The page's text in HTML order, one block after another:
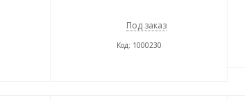
Под заказ
Код: 1000230